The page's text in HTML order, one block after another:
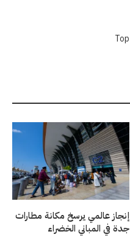
إنجاز عالمي يرسخ مكانة مطارات
جدة في المباني الخضراء